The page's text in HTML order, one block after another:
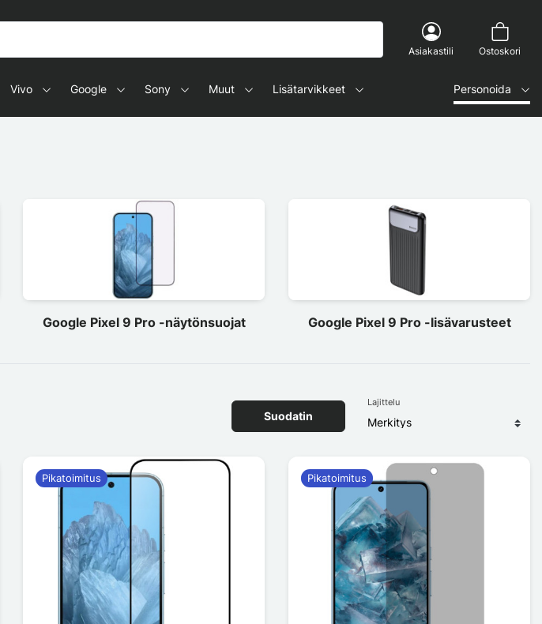
Asiakastili Ostoskori
Vivo Google Sony Muut Lisätarvikkeet Personoida
Google Pixel 9 Pro -näytönsuojat Google Pixel 9 Pro -lisävarusteet
Suodatin
Lajittelu
Pikatoimitus Pikatoimitus